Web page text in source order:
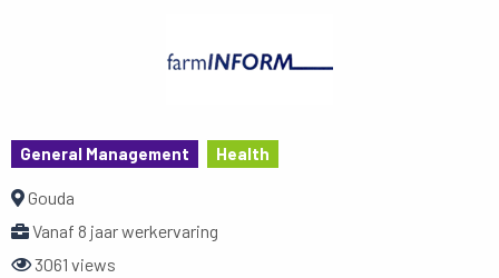
General Management Health
Gouda
Vanaf 8 jaar werkervaring
3061 views